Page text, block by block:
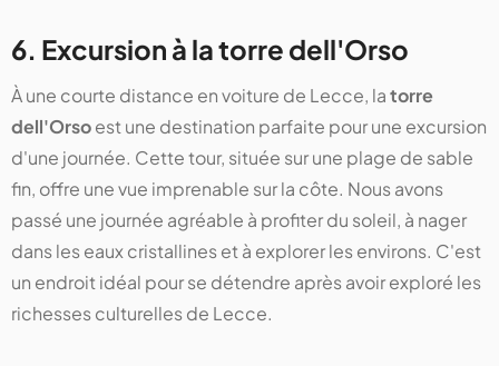
6. Excursion à la torre dell'Orso
À une courte distance en voiture de Lecce, latorre
dell'Orsoest une destination parfaite pour une excursion
d'une journée. Cette tour, située sur une plage de sable
fin, offre une vue imprenable sur la côte. Nous avons
passé une journée agréable à profiter du soleil, à nager
dans les eaux cristallines et à explorer les environs. C'est
un endroit idéal pour se détendre après avoir exploré les
richesses culturelles de Lecce.